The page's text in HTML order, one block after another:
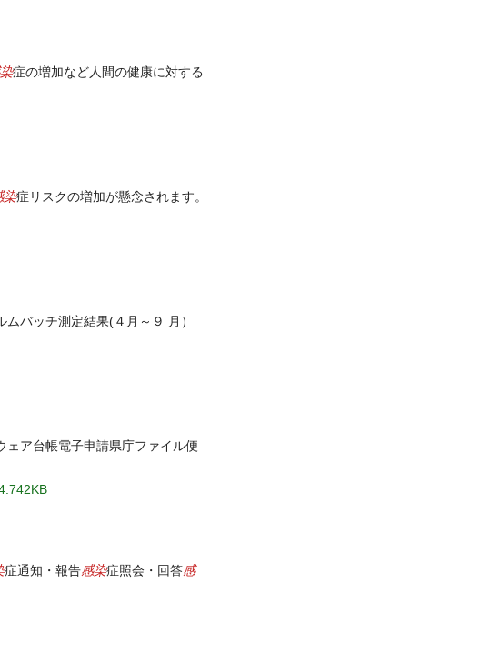
症の増加など人間の健康に対する
染症リスクの増加が懸念されます。
バッチ測定結果(４月～９ 月）
ェア台帳電子申請県庁ファイル便
症通知・報告感染症照会・回答感